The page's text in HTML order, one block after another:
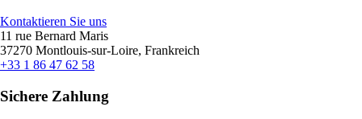
Kontaktieren Sie uns
11 rue Bernard Maris
37270 Montlouis-sur-Loire, Frankreich
+33 1 86 47 62 58
Sichere Zahlung